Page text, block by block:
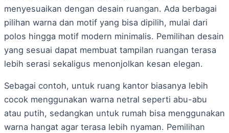
menyesuaikan dengan desain ruangan. Ada berbagai
pilihan warna dan motif yang bisa dipilih, mulai dari
polos hingga motif modern minimalis. Pemilihan desain
yang sesuai dapat membuat tampilan ruangan terasa
lebih serasi sekaligus menonjolkan kesan elegan.
Sebagai contoh, untuk ruang kantor biasanya lebih
cocok menggunakan warna netral seperti abu-abu
atau putih, sedangkan untuk rumah bisa menggunakan
warna hangat agar terasa lebih nyaman. Pemilihan